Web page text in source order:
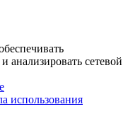
анализировать сетевой
использования